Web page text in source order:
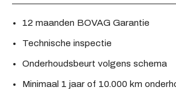
12 maanden BOVAG Garantie
Technische inspectie
Onderhoudsbeurt volgens schema
Minimaal 1 jaar of 10.000 km